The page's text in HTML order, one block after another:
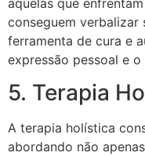
conseguem verbalizar
ferramenta de cura e
expressão pessoal e
5. Terapia
A terapia holística
abordando não